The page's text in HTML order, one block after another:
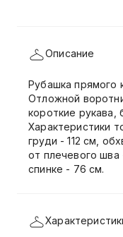
Описание
Рубашка прямого
Отложной
короткие рукава,
Характеристики
груди - 112 см,
от плечевого шва
спинке - 76 см.